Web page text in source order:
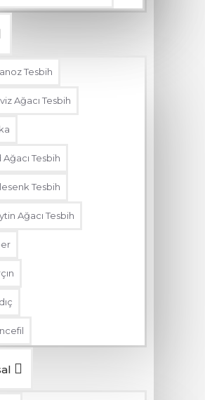
Tesbih
Ağacı Tesbih
Ağacı Tesbih
Tesbih
Ağacı Tesbih